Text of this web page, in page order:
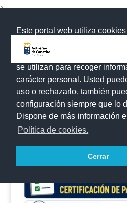
Este portal web utiliza
terceros para recopilar
ayuda a optimizar su visita.
se utilizan para recoger
carácter personal. Usted
uso o rechazarlo, también
configuración siempre que lo
Dispone de más información
Política de cookies.
Cerrar
>
MEMORIA FINAL
DEL ÁREA STEAM
porMaría Montserrat Delgado